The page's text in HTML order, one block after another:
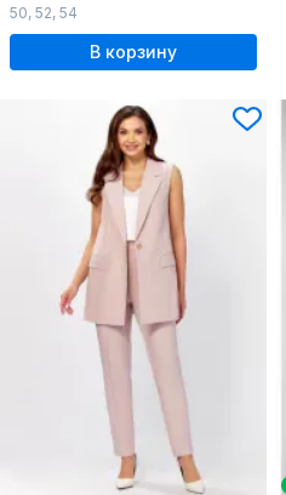
50, 52, 54
В корзину